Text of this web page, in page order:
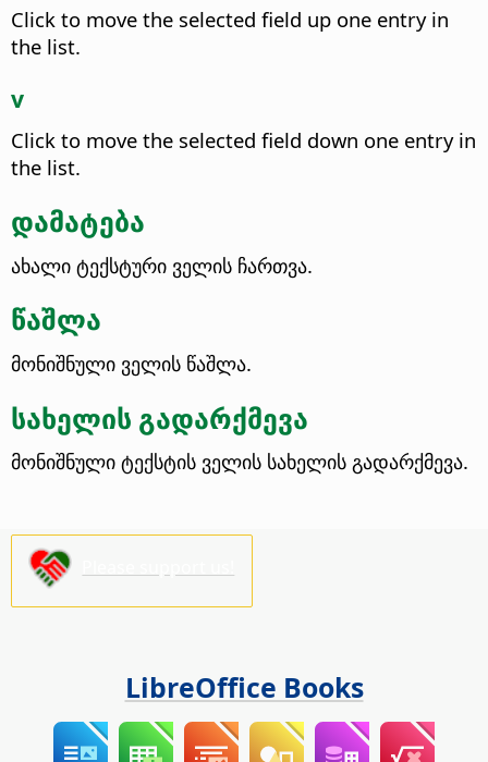
Click to move the selected field up one entry in
the list.
v
Click to move the selected field down one entry in
the list.
დამატება
ახალი ტექსტური ველის ჩართვა.
წაშლა
მონიშნული ველის წაშლა.
სახელის გადარქმევა
მონიშნული ტექსტის ველის სახელის გადარქმევა.
LibreOffice Books